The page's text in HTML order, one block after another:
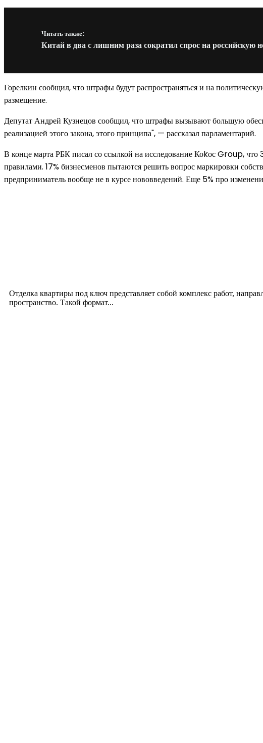
Читать также:
Китай в два с лишним раза сократил спрос на российскую
Горелкин сообщил, что штрафы будут распространяться и на
размещение.
Депутат Андрей Кузнецов сообщил, что штрафы вызывают большую
реализацией этого закона, этого принципа", — рассказал парламентарий.
В конце марта РБК писал со ссылкой на исследование Коkос Group, что
правилами. 17% бизнесменов пытаются решить вопрос маркировки
предприниматель вообще не в курсе нововведений. Еще 5% про
Отделка квартиры под ключ представляет собой комплекс работ,
пространство. Такой формат...